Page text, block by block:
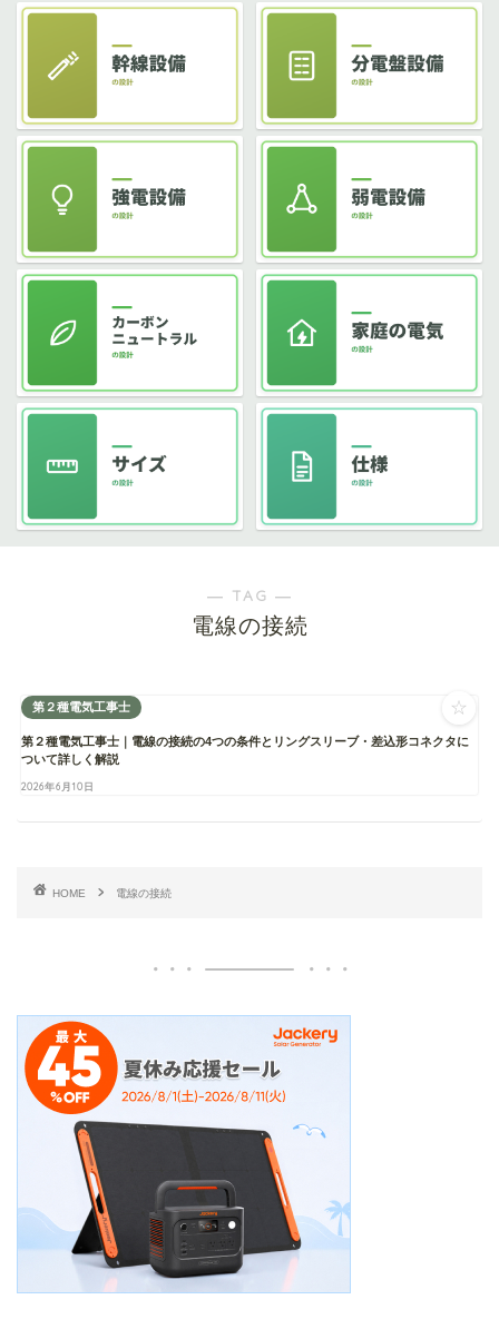
― TAG ―
電線の接続
第２種電気工事士
第２種電気工事士｜電線の接続の4つの条件とリングスリーブ・差込形コネクタに
ついて詳しく解説
2026年6月10日
☆
HOME 電線の接続